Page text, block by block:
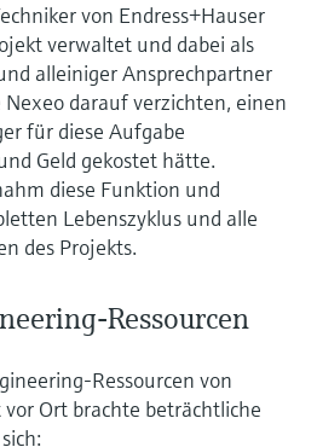
von Endress+Hauser
verwaltet und dabei als
alleiniger Ansprechpartner
darauf verzichten, einen
für diese Aufgabe
Geld gekostet hätte.
diese Funktion und
Lebenszyklus und alle
des Projekts.
Ressourcen
Ressourcen von
Ort brachte beträchtliche